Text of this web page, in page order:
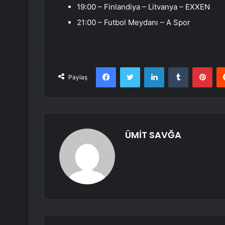
19:00 – Finlandiya – Litvanya – EXXEN
21:00 – Futbol Meydanı – A Spor
Paylaş
FacebookTwitter LinkedInTumblr
ÜMİT SAVĞA